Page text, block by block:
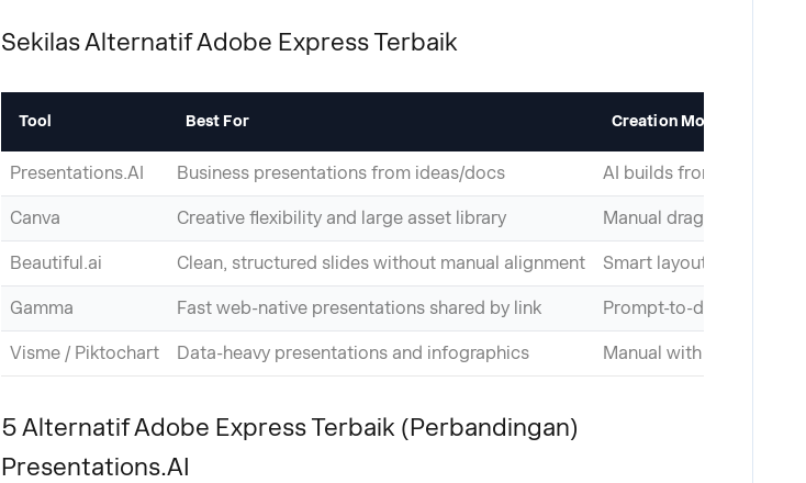
Sekilas Alternatif Adobe Express Terbaik
Tool Best For Creation Model
Presentations.AI Business presentations from ideas/docs AI builds from your
Canva Creative flexibility and large asset library Manual drag-and-drop
Beautiful.ai Clean, structured slides without manual alignment Smart layout rules
Gamma Fast web-native presentations shared by link Prompt-to-deck
Visme / Piktochart Data-heavy presentations and infographics Manual with data
5 Alternatif Adobe Express Terbaik (Perbandingan)
Presentations.AI